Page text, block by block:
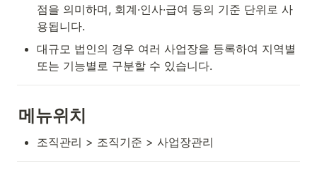
점을 의미하며, 회계·인사·급여 등의 기준 단위로 사
용됩니다.
대규모 법인의 경우 여러 사업장을 등록하여 지역별
또는 기능별로 구분할 수 있습니다.
메뉴위치
조직관리 > 조직기준 > 사업장관리